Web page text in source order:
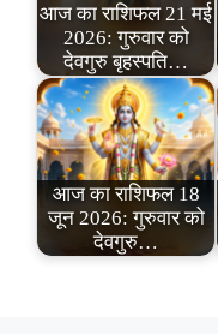
आज का राशिफल 21 मई
2026: गुरुवार को
देवगुरु बृहस्पति…
आज का राशिफल 18
जून 2026: गुरुवार को
देवगुरु…